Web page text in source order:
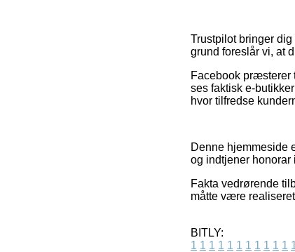
Trustpilot bringer
grund foreslår vi, at
Facebook præsterer
ses faktisk e-
hvor tilfredse
Denne hjemmeside
og indtjener honorar
Fakta vedrørende
måtte være
BITLY:
1 1 1 1 1 1 1 1 1 1 1